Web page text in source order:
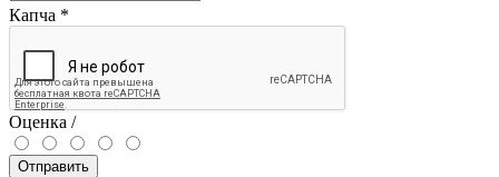
Капча *
Оценка /
Отправить